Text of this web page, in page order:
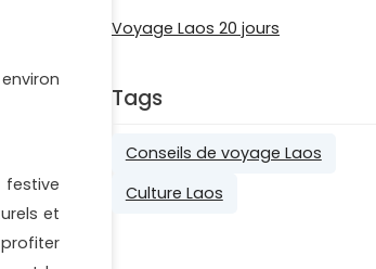
et
Voyage Laos 20 jours
Tags
Conseils de voyage Laos
Culture Laos